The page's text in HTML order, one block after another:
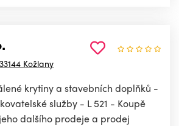
Kožlany
krytiny a stavebních doplňků -
služby - L 521 - Koupě
dalšího prodeje a prodej